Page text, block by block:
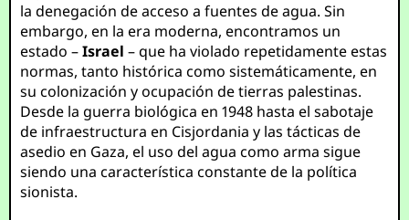
la denegación de acceso a fuentes de agua. Sin
embargo, en la era moderna, encontramos un
estado –Israel – que ha violado repetidamente estas
normas, tanto histórica como sistemáticamente, en
su colonización y ocupación de tierras palestinas.
Desde la guerra biológica en 1948 hasta el sabotaje
de infraestructura en Cisjordania y las tácticas de
asedio en Gaza, el uso del agua como arma sigue
siendo una característica constante de la política
sionista.